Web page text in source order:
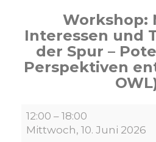
Workshop:
Interessen und
der Spur –
Perspektiven
Workshop:
Meinen
Interessen
12:00 – 18:00
Mittwoch, 10. Juni 2026